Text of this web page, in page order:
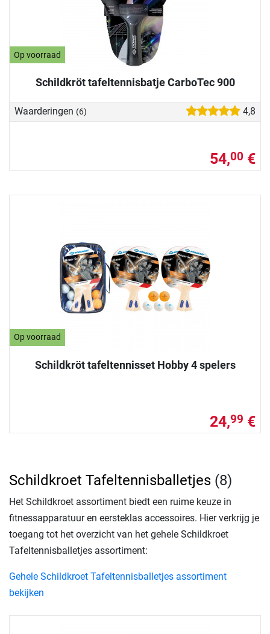
Op voorraad
Schildkröt tafeltennisbatje CarboTec 900
Waarderingen (6) 4,8
54,00 €
Op voorraad
Schildkröt tafeltennisset Hobby 4 spelers
24,99 €
Schildkroet Tafeltennisballetjes (8)
Het Schildkroet assortiment biedt een ruime keuze in
fitnessapparatuur en eersteklas accessoires. Hier verkrijg je
toegang tot het overzicht van het gehele Schildkroet
Tafeltennisballetjes assortiment:
Gehele Schildkroet Tafeltennisballetjes assortiment
bekijken